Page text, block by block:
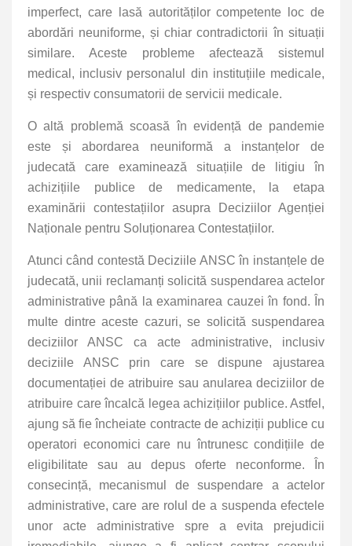
imperfect, care lasă autorităților competente loc de
abordări neuniforme, și chiar contradictorii în situații
similare. Aceste probleme afectează sistemul
medical, inclusiv personalul din instituțiile medicale,
și respectiv consumatorii de servicii medicale.
O altă problemă scoasă în evidență de pandemie
este și abordarea neuniformă a instanțelor de
judecată care examinează situațiile de litigiu în
achizițiile publice de medicamente, la etapa
examinării contestațiilor asupra Deciziilor Agenției
Naționale pentru Soluționarea Contestațiilor.
Atunci când contestă Deciziile ANSC în instanțele de
judecată, unii reclamanți solicită suspendarea actelor
administrative până la examinarea cauzei în fond. În
multe dintre aceste cazuri, se solicită suspendarea
deciziilor ANSC ca acte administrative, inclusiv
deciziile ANSC prin care se dispune ajustarea
documentației de atribuire sau anularea deciziilor de
atribuire care încalcă legea achizițiilor publice. Astfel,
ajung să fie încheiate contracte de achiziții publice cu
operatori economici care nu întrunesc condițiile de
eligibilitate sau au depus oferte neconforme. În
consecință, mecanismul de suspendare a actelor
administrative, care are rolul de a suspenda efectele
unor acte administrative spre a evita prejudicii